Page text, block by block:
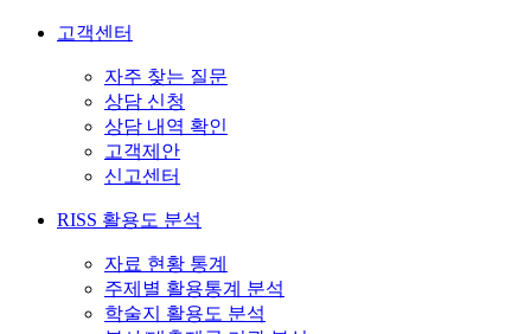
고객센터
자주 찾는 질문
상담 신청
상담 내역 확인
고객제안
신고센터
RISS 활용도 분석
자료 현황 통계
주제별 활용통계 분석
학술지 활용도 분석